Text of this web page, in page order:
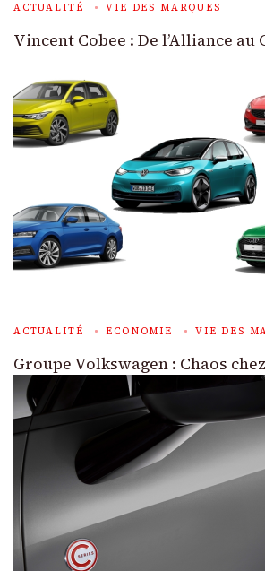
ACTUALITÉ VIE DES MARQUES
Vincent Cobee : De l’Alliance au
ACTUALITÉ ECONOMIE VIE DES
Groupe Volkswagen : Chaos